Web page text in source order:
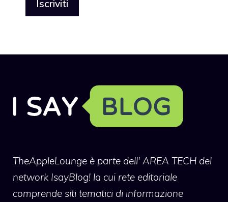
TheAppleLounge è parte dell' AREA TECH del
network IsayBlog! la cui rete editoriale
comprende siti tematici di informazione